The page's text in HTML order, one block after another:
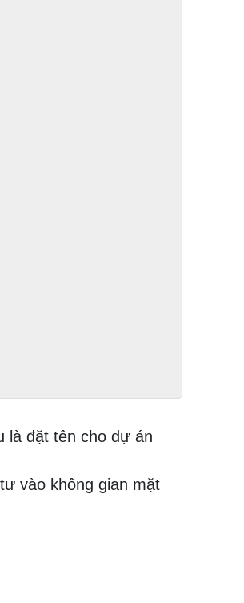
là đặt tên cho dự án
vào không gian mặt